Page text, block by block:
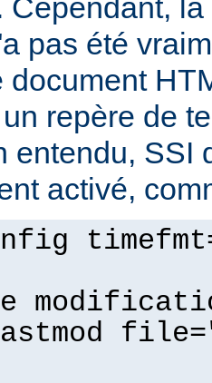
Cependant,
pas été
document
repère de
entendu, SSI
activé,